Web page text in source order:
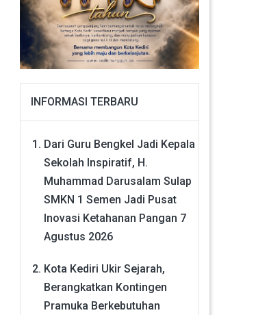
INFORMASI TERBARU
Dari Guru Bengkel Jadi Kepala
Sekolah Inspiratif, H.
Muhammad Darusalam Sulap
SMKN 1 Semen Jadi Pusat
Inovasi Ketahanan Pangan 7
Agustus 2026
Kota Kediri Ukir Sejarah,
Berangkatkan Kontingen
Pramuka Berkebutuhan